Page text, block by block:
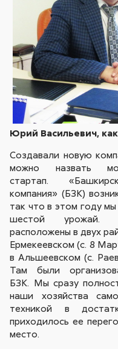
Юрий Васильевич,
Создавали новую
можно назвать
стартап.
компания» (БЗК)
так что в этом году
шестой урожай.
расположены в двух
Ермекеевском (с. 8
в Альшеевском (с.
Там были
БЗК. Мы сразу
наши хозяйства
техникой в
приходилось ее
место.